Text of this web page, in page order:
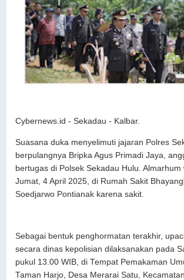
Cybernews.id - Sekadau - Kalbar.
Suasana duka menyelimuti jajaran Polres
berpulangnya Bripka Agus Primadi Jaya,
bertugas di Polsek Sekadau Hulu. Almarhum
Jumat, 4 April 2025, di Rumah Sakit
Soedjarwo Pontianak karena sakit.
Sebagai bentuk penghormatan terakhir,
secara dinas kepolisian dilaksanakan pada
pukul 13.00 WIB, di Tempat Pemakaman
Taman Harjo, Desa Merarai Satu,